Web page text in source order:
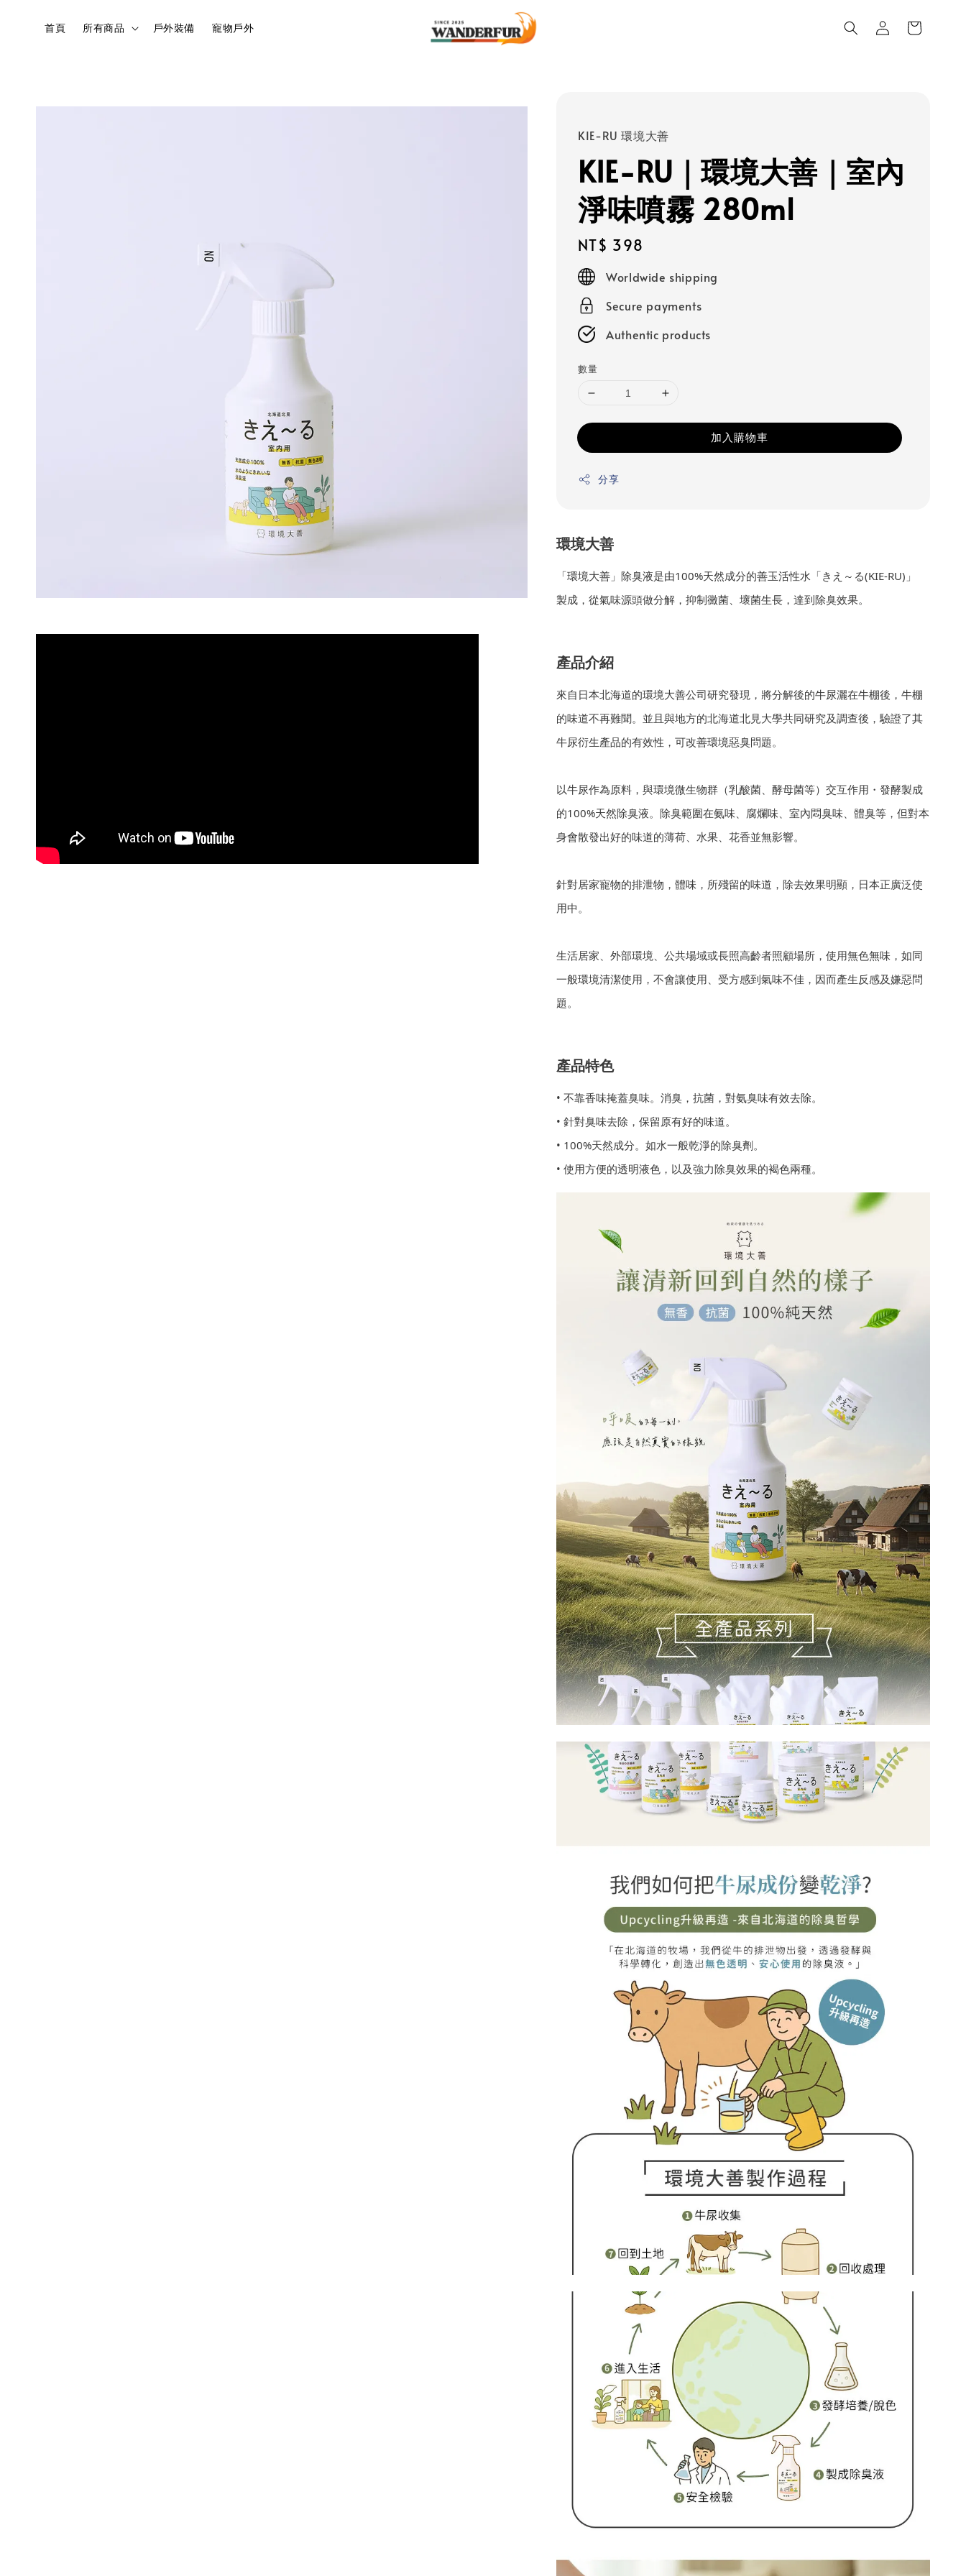
首頁 所有商品 戶外裝備 寵物戶外
KIE-RU 環境大善
KIE-RU｜環境大善｜室內
淨味噴霧 280ml
Regular
price
NT$ 398
Worldwide shipping
Secure payments
Authentic products
數量
加入購物車
分享
環境大善
「環境大善」除臭液是由100%天然成分的善玉活性水「きえ～る(KIE-RU)」
製成，從氣味源頭做分解，抑制黴菌、壞菌生長，達到除臭效果。
產品介紹
來自日本北海道的環境大善公司研究發現，將分解後的牛尿灑在牛棚後，牛棚
的味道不再難聞。並且與地方的北海道北見大學共同研究及調查後，驗證了其
牛尿衍生產品的有效性，可改善環境惡臭問題。
以牛尿作為原料，與環境微生物群（乳酸菌、酵母菌等）交互作用・發酵製成
的100%天然除臭液。除臭範圍在氨味、腐爛味、室內悶臭味、體臭等，但對本
身會散發出好的味道的薄荷、水果、花香並無影響。
針對居家寵物的排泄物，體味，所殘留的味道，除去效果明顯，日本正廣泛使
用中。
生活居家、外部環境、公共場域或長照高齡者照顧場所，使用無色無味，如同
一般環境清潔使用，不會讓使用、受方感到氣味不佳，因而產生反感及嫌惡問
題。
產品特色
• 不靠香味掩蓋臭味。消臭，抗菌，對氨臭味有效去除。
• 針對臭味去除，保留原有好的味道。
• 100%天然成分。如水一般乾淨的除臭劑。
• 使用方便的透明液色，以及強力除臭效果的褐色兩種。